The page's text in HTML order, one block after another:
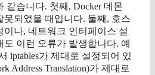
같습니다. 첫째, Docker 데몬
못되었을 때입니다. 둘째, 호스
이나, 네트워크 인터페이스 설
이런 오류가 발생합니다. 예
iptables가 제대로 설정되어 있
Address Translation)가 제대로